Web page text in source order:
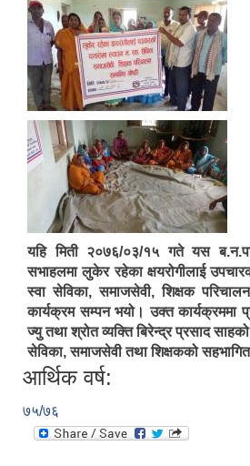
यहि मिती २०७६/०३/१५ गते यस
सभाहलमा लुकेर रहेका क्षयरोगीलाई
स्वा सेविका, समाजसेवी, शिक्षक
कार्यक्रम सम्पन भयो। उक्त कार्यक्रममा
ज्यु तथा श्रोत व्यक्ति बिरेन्द्र प्रसाद
सेविका, समाजसेवी तथा शिक्षकको
आर्थिक वर्ष:
७५/७६